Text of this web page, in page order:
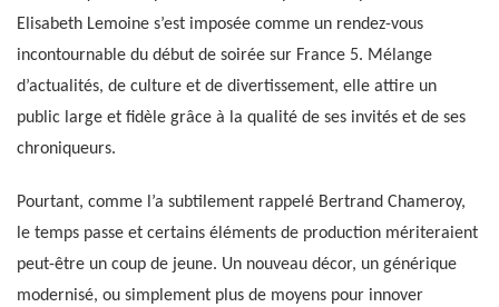
Elisabeth Lemoine s’est imposée comme un rendez-vous
incontournable du début de soirée sur France 5. Mélange
d’actualités, de culture et de divertissement, elle attire un
public large et fidèle grâce à la qualité de ses invités et de ses
chroniqueurs.
Pourtant, comme l’a subtilement rappelé Bertrand Chameroy,
le temps passe et certains éléments de production mériteraient
peut-être un coup de jeune. Un nouveau décor, un générique
modernisé, ou simplement plus de moyens pour innover